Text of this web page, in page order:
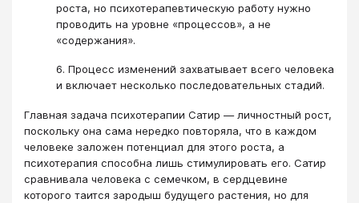
роста, но психотерапевтическую работу нужно
проводить на уровне «процессов», а не
«содержания».
6. Процесс изменений захватывает всего человека
и включает несколько последовательных стадий.
Главная задача психотерапии Сатир — личностный рост,
поскольку она сама нередко повторяла, что в каждом
человеке заложен потенциал для этого роста, а
психотерапия способна лишь стимулировать его. Сатир
сравнивала человека с семечком, в сердцевине
которого таится зародыш будущего растения, но для